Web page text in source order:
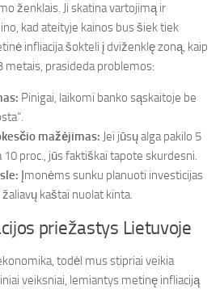
ženklais. Ji skatina vartojimą ir
kad ateityje kainos bus šiek tiek
infliacija šokteli į dviženklę zoną, kaip
prasideda problemos:
Pinigai, laikomi banko sąskaitoje be
mažėjimas: Jei jūsų alga pakilo 5
10 proc., jūs faktiškai tapote skurdesni.
Įmonėms sunku planuoti investicijas
kaštai nuolat kinta.
priežastys Lietuvoje
todėl mus stipriai veikia
veiksniai, lemiantys metinę infliaciją